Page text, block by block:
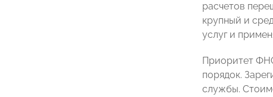
расчетов
крупный и
услуг и
Приоритет
порядок.
службы.